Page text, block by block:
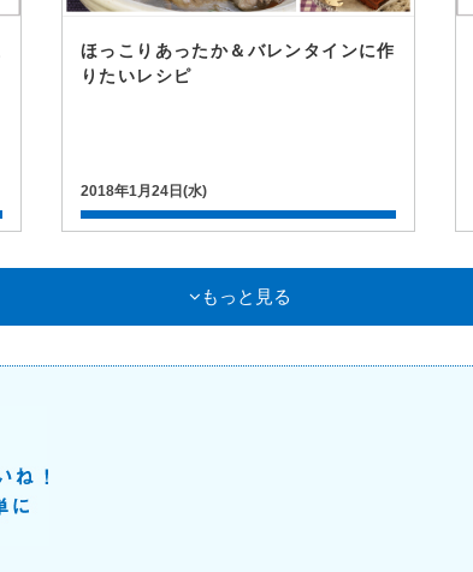
ほっこりあったか＆バレンタインに作
りたいレシピ
2018年1月24日(水)
もっと見る